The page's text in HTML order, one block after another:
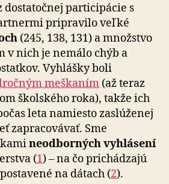
participácie s
pripravilo veľké
(245, 138, 131) a množstvo
v nich je nemálo chýb a
Vyhlášky boli
meškaním (až teraz
školského roka), takže ich
leta namiesto zaslúženej
zapracovávať. Sme
neodborných vyhlásení
(1) – na čo prichádzajú
na dátach (2).